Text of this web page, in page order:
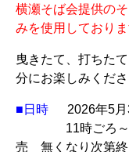
横瀬そば会提供の
みを使用しておりま
曳きたて、打ちた
分にお楽しみくださ
■日時 2026年5
11時ごろ～14
売 無くなり次第終